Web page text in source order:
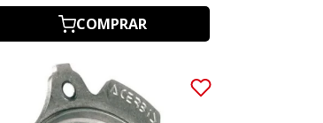
COMPRAR